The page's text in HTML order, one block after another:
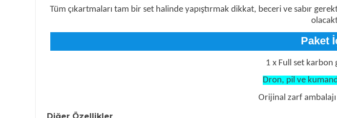
Tüm çıkartmaları tam bir set halinde yapıştırmak dikkat, beceri ve sabır
Paket
1 x Full set karbon
Dron, pil ve
Orijinal zarf